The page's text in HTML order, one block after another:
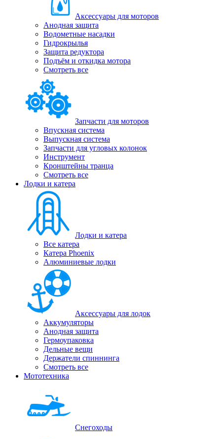
Аксессуары для моторов
Анодная защита
Водометные насадки
Гидрокрылья
Защита редуктора
Подъём и откидка мотора
Смотреть все
Запчасти для моторов
Впускная система
Выпускная система
Запчасти для угловых колонок
Инструмент
Кронштейны транца
Смотреть все
Лодки и катера
Лодки и катера
Все катера
Катера Phoenix
Алюминиевые лодки
Аксессуары для лодок
Аккумуляторы
Анодная защита
Гермоупаковка
Дельные вещи
Держатели спиннинга
Смотреть все
Мототехника
Снегоходы